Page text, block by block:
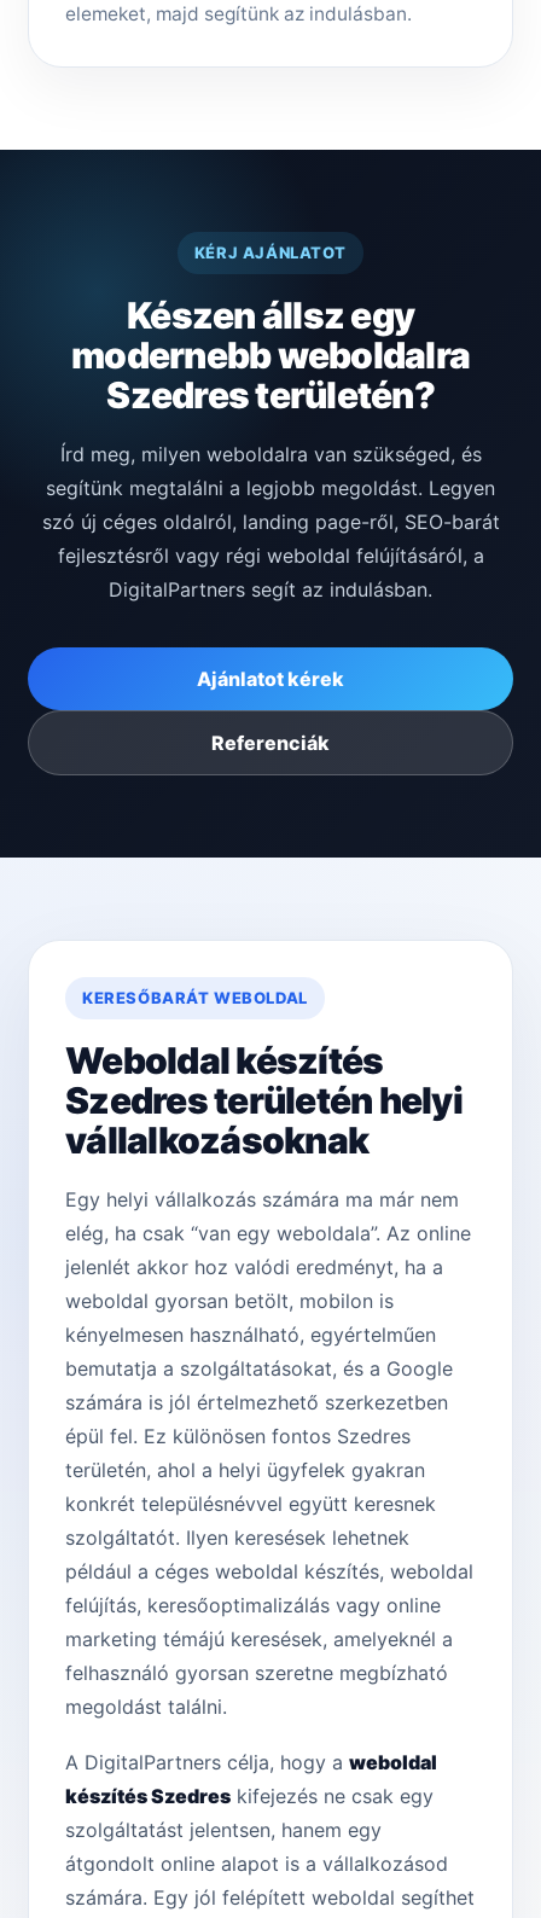
elemeket, majd segítünk az indulásban.
KÉRJ AJÁNLATOT
Készen állsz egy
modernebb weboldalra
Szedres területén?
Írd meg, milyen weboldalra van szükséged, és
segítünk megtalálni a legjobb megoldást. Legyen
szó új céges oldalról, landing page-ről, SEO-barát
fejlesztésről vagy régi weboldal felújításáról, a
DigitalPartners segít az indulásban.
Ajánlatot kérek
Referenciák
KERESŐBARÁT WEBOLDAL
Weboldal készítés
Szedres területén helyi
vállalkozásoknak
Egy helyi vállalkozás számára ma már nem
elég, ha csak “van egy weboldala”. Az online
jelenlét akkor hoz valódi eredményt, ha a
weboldal gyorsan betölt, mobilon is
kényelmesen használható, egyértelműen
bemutatja a szolgáltatásokat, és a Google
számára is jól értelmezhető szerkezetben
épül fel. Ez különösen fontos Szedres
területén, ahol a helyi ügyfelek gyakran
konkrét településnévvel együtt keresnek
szolgáltatót. Ilyen keresések lehetnek
például a céges weboldal készítés, weboldal
felújítás, keresőoptimalizálás vagy online
marketing témájú keresések, amelyeknél a
felhasználó gyorsan szeretne megbízható
megoldást találni.
A DigitalPartners célja, hogy a weboldal
készítés Szedres kifejezés ne csak egy
szolgáltatást jelentsen, hanem egy
átgondolt online alapot is a vállalkozásod
számára. Egy jól felépített weboldal segíthet